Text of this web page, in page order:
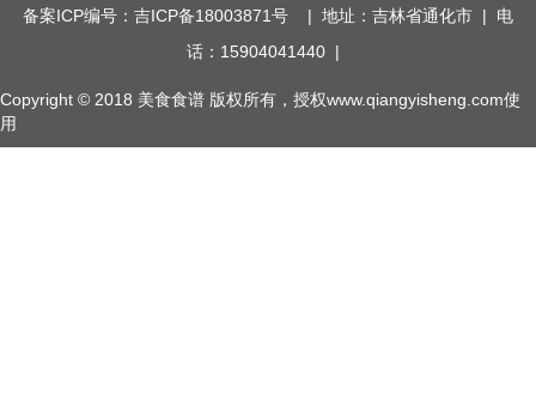
备案ICP编号：吉ICP备18003871号 | 地址：吉林省通化市 | 电
话：15904041440 |
Copyright © 2018 美食食谱 版权所有，授权www.qiangyisheng.com使
用